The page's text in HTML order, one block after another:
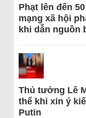
Phạt lên đến
mạng xã hội
khi dẫn nguồn
Thủ tướng Lê
thể khi xin ý
Putin